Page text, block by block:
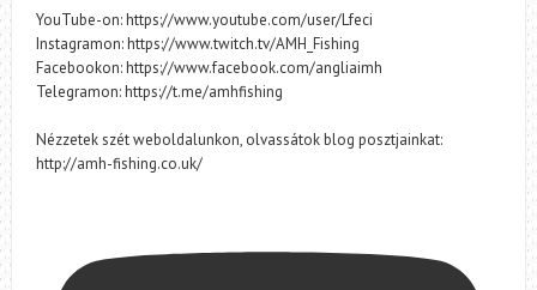
YouTube-on: https://www.youtube.com/user/Lfeci
Instagramon: https://www.twitch.tv/AMH_Fishing
Facebookon: https://www.facebook.com/angliaimh
Telegramon: https://t.me/amhfishing
Nézzetek szét weboldalunkon, olvassátok blog posztjainkat:
http://amh-fishing.co.uk/